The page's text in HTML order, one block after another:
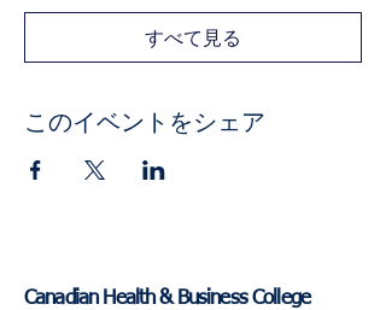
すべて見る
このイベントをシェア
Canadian Health & Business College